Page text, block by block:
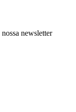
newsletter